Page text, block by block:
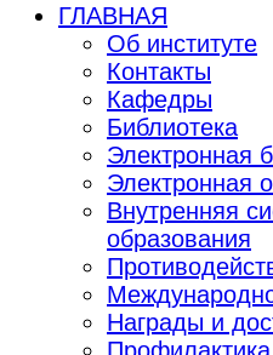
ГЛАВНАЯ
Об институте
Контакты
Кафедры
Библиотека
Электронная
Электронная
Внутренняя
образования
Награды и